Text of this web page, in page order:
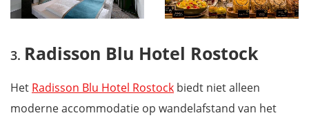
Radisson Blu Hotel Rostock
Het Radisson Blu Hotel Rostock biedt niet alleen
moderne accommodatie op wandelafstand van het